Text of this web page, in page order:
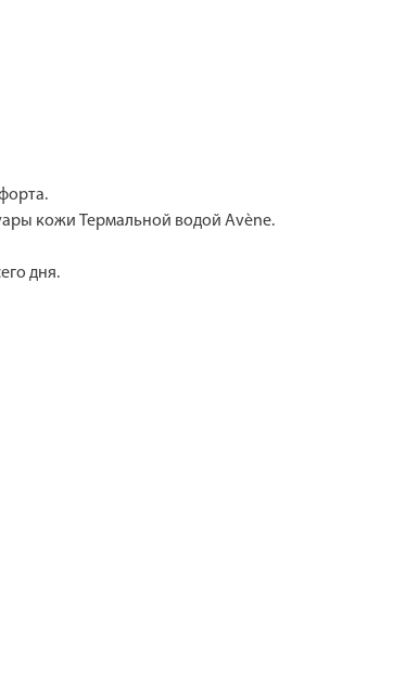
кожи Термальной водой Avène.
дня.